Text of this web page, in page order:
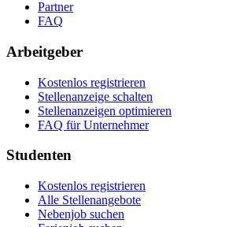
Partner
FAQ
Arbeitgeber
Kostenlos registrieren
Stellenanzeige schalten
Stellenanzeigen optimieren
FAQ für Unternehmer
Studenten
Kostenlos registrieren
Alle Stellenangebote
Nebenjob suchen